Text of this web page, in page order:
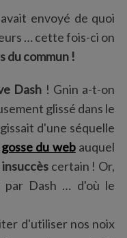
envoyé de quoi
… cette fois-ci on
du commun !
Dash ! Gnin a-t-on
glissé dans le
d'une séquelle
du webauquel
insuccèscertain ! Or,
par Dash … d'où le
d'utiliser nos noix